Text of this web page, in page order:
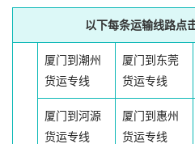
以下每条运输线路点
厦门到潮州
货运专线
厦门到东莞
货运专线
厦门到河源
货运专线
厦门到惠州
货运专线